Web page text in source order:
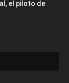
el piloto de